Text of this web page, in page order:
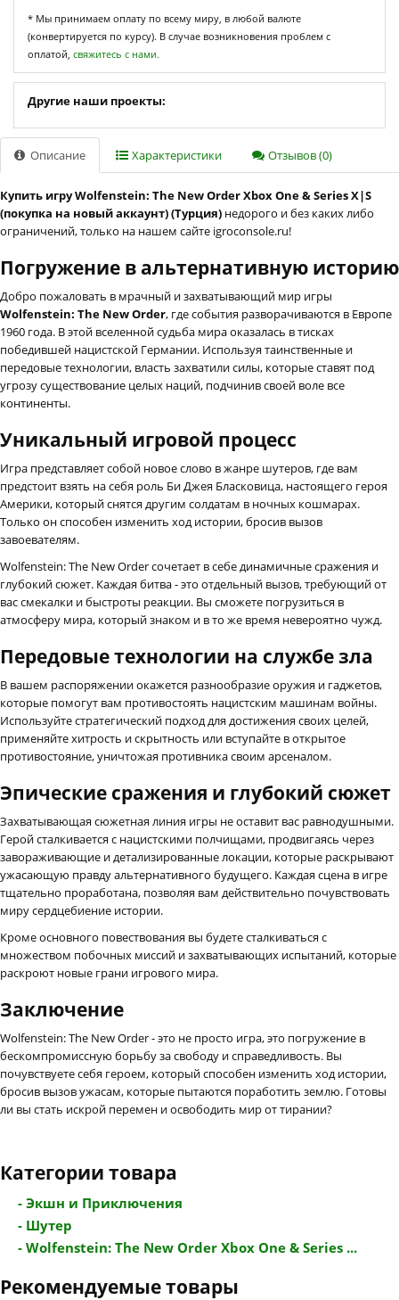
* Мы принимаем оплату по всему миру, в любой валюте
(конвертируется по курсу). В случае возникновения проблем с
оплатой, свяжитесь с нами.
Другие наши проекты:
Описание Характеристики Отзывов (0)
Купить игру Wolfenstein: The New Order Xbox One & Series X|S
(покупка на новый аккаунт) (Турция) недорого и без каких либо
ограничений, только на нашем сайте igroconsole.ru!
Погружение в альтернативную историю
Добро пожаловать в мрачный и захватывающий мир игры
Wolfenstein: The New Order, где события разворачиваются в Европе
1960 года. В этой вселенной судьба мира оказалась в тисках
победившей нацистской Германии. Используя таинственные и
передовые технологии, власть захватили силы, которые ставят под
угрозу существование целых наций, подчинив своей воле все
континенты.
Уникальный игровой процесс
Игра представляет собой новое слово в жанре шутеров, где вам
предстоит взять на себя роль Би Джея Бласковица, настоящего героя
Америки, который снятся другим солдатам в ночных кошмарах.
Только он способен изменить ход истории, бросив вызов
завоевателям.
Wolfenstein: The New Order сочетает в себе динамичные сражения и
глубокий сюжет. Каждая битва - это отдельный вызов, требующий от
вас смекалки и быстроты реакции. Вы сможете погрузиться в
атмосферу мира, который знаком и в то же время невероятно чужд.
Передовые технологии на службе зла
В вашем распоряжении окажется разнообразие оружия и гаджетов,
которые помогут вам противостоять нацистским машинам войны.
Используйте стратегический подход для достижения своих целей,
применяйте хитрость и скрытность или вступайте в открытое
противостояние, уничтожая противника своим арсеналом.
Эпические сражения и глубокий сюжет
Захватывающая сюжетная линия игры не оставит вас равнодушными.
Герой сталкивается с нацистскими полчищами, продвигаясь через
завораживающие и детализированные локации, которые раскрывают
ужасающую правду альтернативного будущего. Каждая сцена в игре
тщательно проработана, позволяя вам действительно почувствовать
миру сердцебиение истории.
Кроме основного повествования вы будете сталкиваться с
множеством побочных миссий и захватывающих испытаний, которые
раскроют новые грани игрового мира.
Заключение
Wolfenstein: The New Order - это не просто игра, это погружение в
бескомпромиссную борьбу за свободу и справедливость. Вы
почувствуете себя героем, который способен изменить ход истории,
бросив вызов ужасам, которые пытаются поработить землю. Готовы
ли вы стать искрой перемен и освободить мир от тирании?
Категории товара
- Экшн и Приключения
- Шутер
- Wolfenstein: The New Order Xbox One & Series ...
Рекомендуемые товары